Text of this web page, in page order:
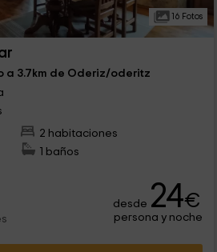
16 Fotos
a 3.7km de Oderiz/oderitz
2 habitaciones
1 baños
desde 24€
persona y noche